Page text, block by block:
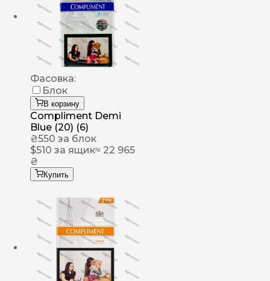
Фасовка:
Блок
В корзину
Compliment Demi
Blue (20) (6)
₴550 за блок
$510 за ящик≈ 22 965
₴
Купить